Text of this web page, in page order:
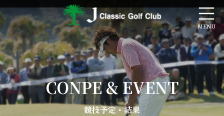
ン
テ
ン
ツ
へ
ス
キ
ッ
プ
ビ
ゲ
ー
シ
ョ
ン
に
移
動
CONPE & EVENT
競技予定・結果